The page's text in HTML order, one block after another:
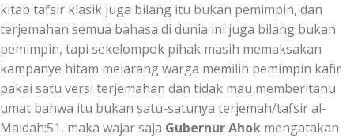
kitab tafsir klasik juga bilang itu bukan pemimpin, dan
terjemahan semua bahasa di dunia ini juga bilang bukan
pemimpin, tapi sekelompok pihak masih memaksakan
kampanye hitam melarang warga memilih pemimpin kafir
pakai satu versi terjemahan dan tidak mau memberitahu
umat bahwa itu bukan satu-satunya terjemah/tafsir al-
Maidah:51, maka wajar saja Gubernur Ahok mengatakan